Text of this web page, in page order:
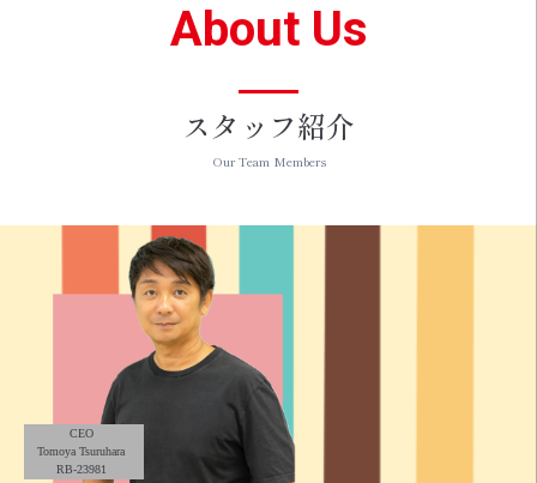
About Us
スタッフ紹介
Our Team Members
CEO
Tomoya Tsuruhara
RB-23981